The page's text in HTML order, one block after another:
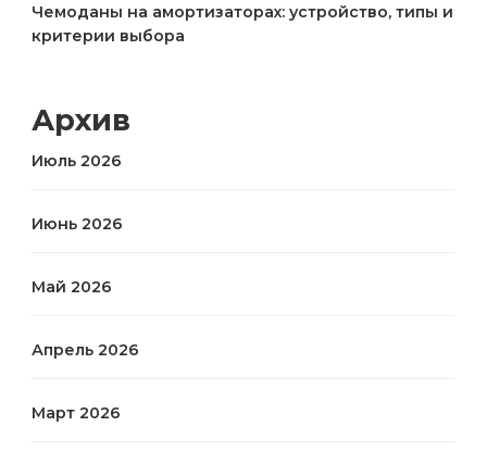
Чемоданы на амортизаторах: устройство, типы и
критерии выбора
Архив
Июль 2026
Июнь 2026
Май 2026
Апрель 2026
Март 2026